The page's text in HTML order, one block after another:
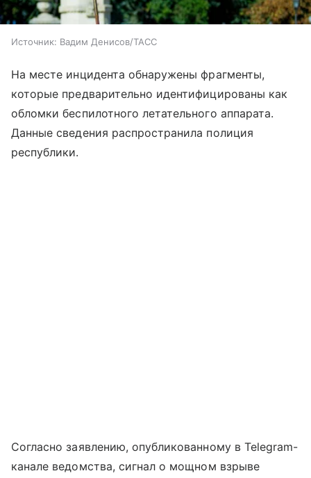
Источник: Вадим Денисов/ТАСС
На месте инцидента обнаружены фрагменты,
которые предварительно идентифицированы как
обломки беспилотного летательного аппарата.
Данные сведения распространила полиция
республики.
Согласно заявлению, опубликованному в Telegram-
канале ведомства, сигнал о мощном взрыве